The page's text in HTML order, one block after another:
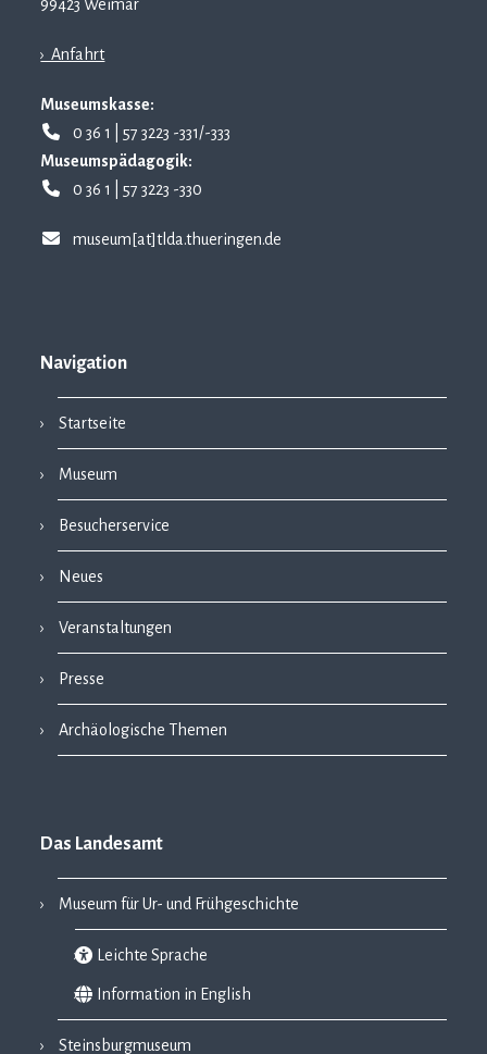
99423 Weimar
› Anfahrt
Museumskasse:
0 36 1 | 57 3223 -331/-333
Museumspädagogik:
0 36 1 | 57 3223 -330
museum[at]tlda.thueringen.de
Navigation
Startseite
Museum
Besucherservice
Neues
Veranstaltungen
Presse
Archäologische Themen
Das Landesamt
Museum für Ur- und Frühgeschichte
Leichte Sprache
Information in English
Steinsburgmuseum